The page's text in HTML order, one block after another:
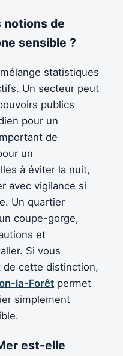
de
sensible ?
statistiques
Un secteur peut
publics
pour un
de
un
à éviter la nuit,
avec vigilance si
Un quartier
coupe-gorge,
et
Si vous
de cette distinction,
la-Forêt permet
simplement
est-elle